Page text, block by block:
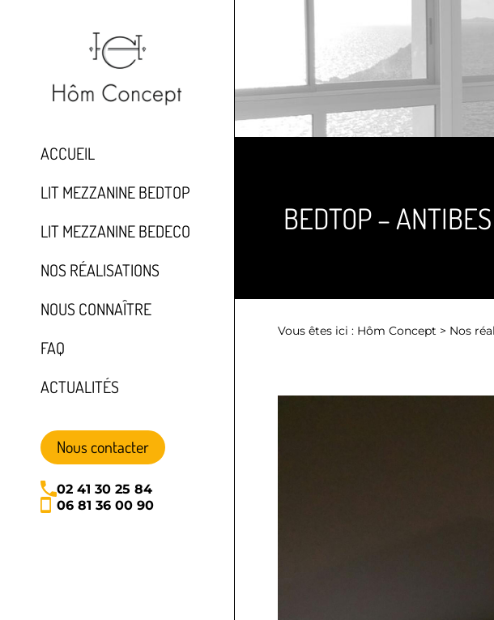
ACCUEIL
LIT MEZZANINE BEDTOP
LIT MEZZANINE BEDECO
NOS RÉALISATIONS
NOUS CONNAÎTRE
FAQ
ACTUALITÉS
Nous contacter
02 41 30 25 84
06 81 36 00 90
BEDTOP – ANTIBES
Vous êtes ici : Hôm Concept > Nos